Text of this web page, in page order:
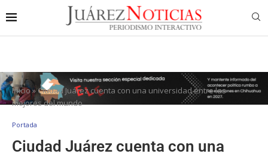
Inicio»Ciudad Juárez cuenta con una universidad entre las
mejores del mundo
Portada
Ciudad Juárez cuenta con una